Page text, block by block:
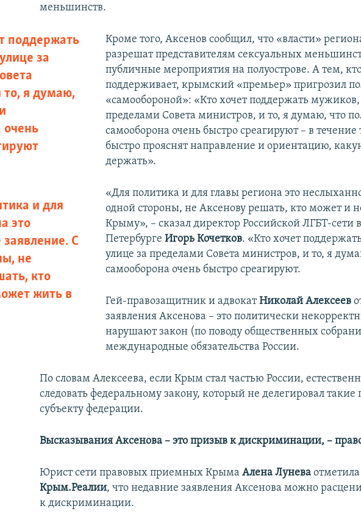
меньшинств.
поддержать
за
то, я думаю,
очень
Кроме того, Аксенов сообщил, что «власти»
разрешат представителям сексуальных
публичные мероприятия на полуострове. А тем,
поддерживает, крымский «премьер» пригрозил
«самообороной»: «Кто хочет поддержать мужиков,
пределами Совета министров, и то, я думаю, что
самооборона очень быстро среагируют – в течение
быстро прояснят направление и ориентацию,
держать».
и для
это
С
не
кто
жить в
«Для политика и для главы региона это
одной стороны, не Аксенову решать, кто может и
Крыму», – сказал директор Российской ЛГБТ-сети
Петербурге Игорь Кочетков. «Кто хочет
улице за пределами Совета министров, и то, я
самооборона очень быстро среагируют.
Гей-правозащитник и адвокатНиколай Алексеев
заявления Аксенова – это политически
нарушают закон (по поводу общественных
международные обязательства России.
По словам Алексеева, если Крым стал частью России,
следовать федеральному закону, который не делегировал
субъекту федерации.
Высказывания Аксенова – это призыв к дискриминации, –
Юрист сети правовых приемных КрымаАлена Лунева
Крым.Реалии, что недавние заявления Аксенова можно
к дискриминации.